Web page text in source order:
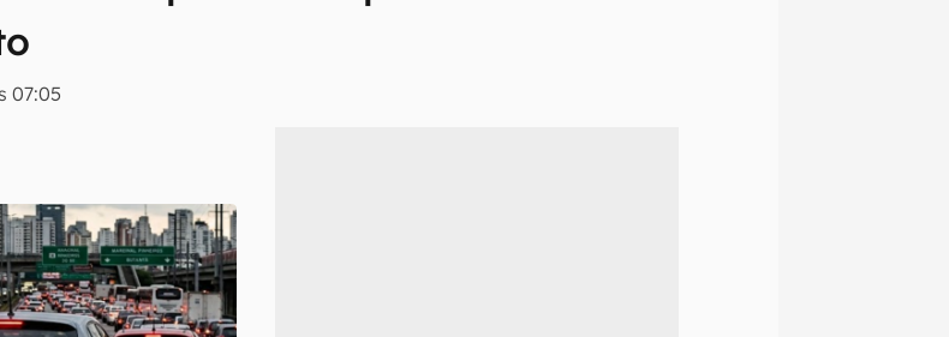
07:05
com os Termos de Uso e Política de Privacidade do Canaltech.